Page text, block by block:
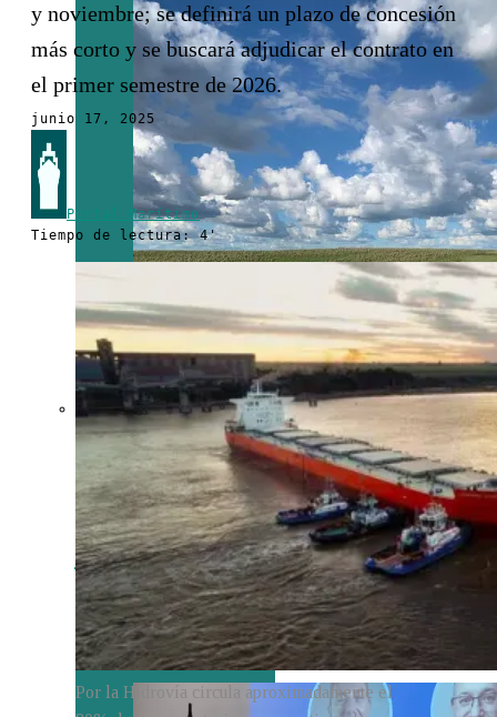
Crecen las
exportaciones
uruguayas en
julio impulsadas
por la carne, la
celulosa y los
lácteos
y noviembre; se definirá un plazo de concesión
más corto y se buscará adjudicar el contrato en
el primer semestre de 2026.
junio 17, 2025
Portal Marítimo
Tiempo de lectura: 4'
Por la Hidrovía circula aproximadamente el